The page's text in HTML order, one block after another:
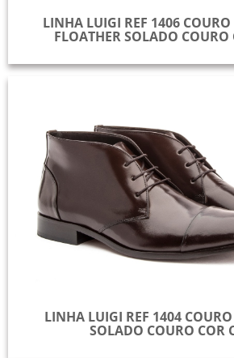
LINHA LUIGI REF 1406
FLOATHER SOLADO COURO
LINHA LUIGI REF 1404
SOLADO COURO COR